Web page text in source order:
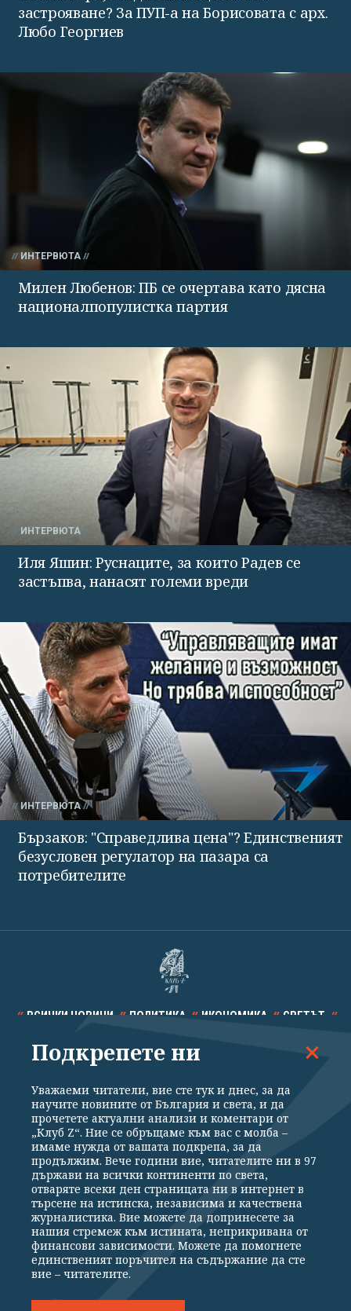
застрояване? За ПУП-а на Борисовата с арх.
Любо Георгиев
ИНТЕРВЮТА
Милен Любенов: ПБ се очертава като дясна
националпопулистка партия
ИНТЕРВЮТА
Иля Яшин: Руснаците, за които Радев се
застъпва, нанасят големи вреди
ИНТЕРВЮТА
Бързаков: "Справедлива цена"? Единственият
безусловен регулатор на пазара са
потребителите
ВСИЧКИ НОВИНИ ПОЛИТИКА ИКОНОМИКА СВЕТЪТ
СПОРТ КУЛТУРА ТЕХНОЛОГИИ КАЛЕЙДОСКОП
Общи условия
Политика за поверителност
Реклама
Партньори Контакти
За Клуб Z
Екип
Подкрепете ни
Издател на www.clubz.bg е „Клуб Зебра Медия“ ЕООД, София, ул. "Алеко
Константинов" 3. Всички права запазени 2026 „Клуб Зебра Медия“
Препечатването на материали, снимки и видео от www.clubz.bg без
Подкрепете ни
Уважаеми читатели, вие сте тук и днес, за да
научите новините от България и света, и да
прочетете актуални анализи и коментари от
„Клуб Z“. Ние се обръщаме към вас с молба –
имаме нужда от вашата подкрепа, за да
продължим. Вече години вие, читателите ни в 97
държави на всички континенти по света,
отваряте всеки ден страницата ни в интернет в
търсене на истинска, независима и качествена
журналистика. Вие можете да допринесете за
нашия стремеж към истината, неприкривана от
финансови зависимости. Можете да помогнете
единственият поръчител на съдържание да сте
вие – читателите.